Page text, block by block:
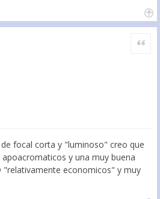
Citar
focal corta y "luminoso" creo que
y una muy buena
"relativamente economicos" y muy